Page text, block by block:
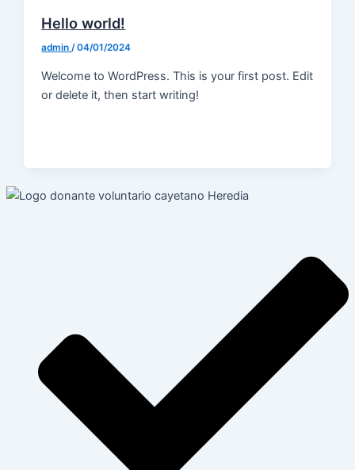
Hello world!
admin/04/01/2024
Welcome to WordPress. This is your first post. Edit
or delete it, then start writing!